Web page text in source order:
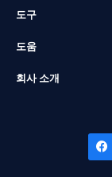
도구
도움
회사 소개